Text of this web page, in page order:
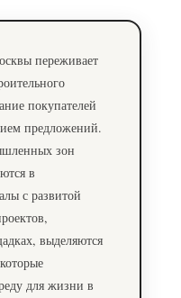
переживает
покупателей
предложений.
зон
в
с развитой
выделяются
для жизни в